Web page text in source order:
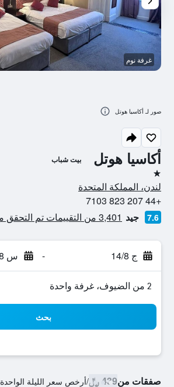
أكاسيا هوتل بيت شباب
نجمة واحدة
لندن، المملكة المتحدة
+44 207 823 7103
7.6 جيد 3,401 من التقييمات تم التحقق منها
ج 14/8 - س 15/8
2 من الضيوف، غرفة واحدة
بحث
صفقات من439 ﷼ /أرخص سعر الليلة الواحدة
غرفة نوم
صور لـ أكاسيا هوتل